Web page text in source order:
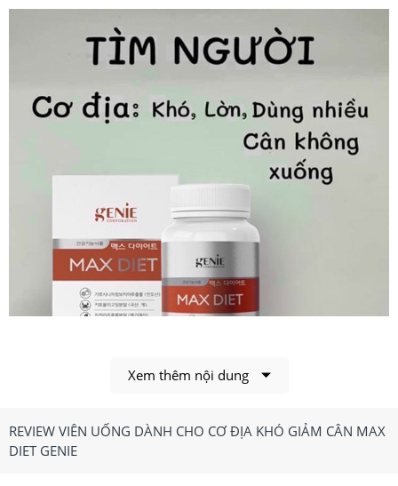
đối.
Xem thêm nội dung
REVIEW VIÊN UỐNG DÀNH CHO CƠ ĐỊA KHÓ GIẢM CÂN MAX
DIET GENIE